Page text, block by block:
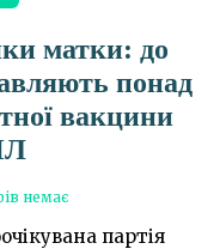
матки: до
понад
вакцини
немає
партія